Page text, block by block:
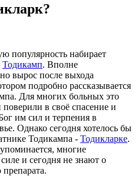
популярность набирает
Тодикамп. Вполне
вырос после выхода
подробно рассказывается
Для многих больных это
в своё спасение и
им сил и терпения в
Однако сегодня хотелось бы
Тодикампа - Тодикларке.
многие
и сегодня не знают о